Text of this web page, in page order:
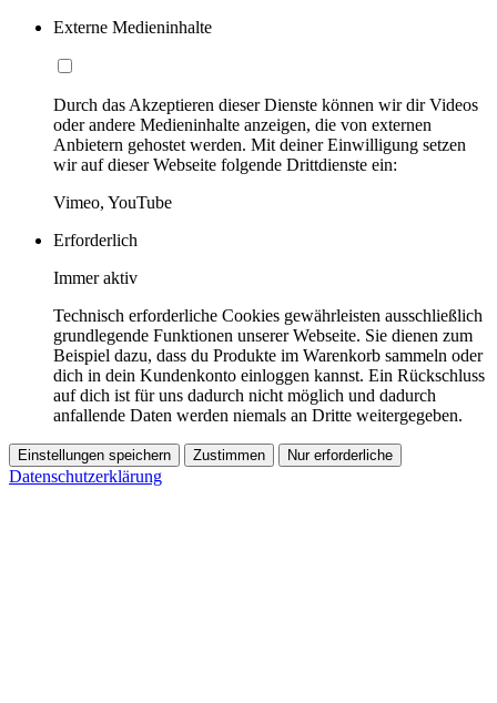
Externe Medieninhalte
Durch das Akzeptieren dieser Dienste können wir dir Videos
oder andere Medieninhalte anzeigen, die von externen
Anbietern gehostet werden. Mit deiner Einwilligung setzen
wir auf dieser Webseite folgende Drittdienste ein:
Vimeo, YouTube
Erforderlich
Immer aktiv
Technisch erforderliche Cookies gewährleisten ausschließlich
grundlegende Funktionen unserer Webseite. Sie dienen zum
Beispiel dazu, dass du Produkte im Warenkorb sammeln oder
dich in dein Kundenkonto einloggen kannst. Ein Rückschluss
auf dich ist für uns dadurch nicht möglich und dadurch
anfallende Daten werden niemals an Dritte weitergegeben.
Einstellungen speichern Zustimmen Nur erforderliche
Datenschutzerklärung